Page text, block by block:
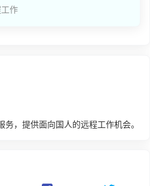
作
，提供面向国人的远程工作机会。